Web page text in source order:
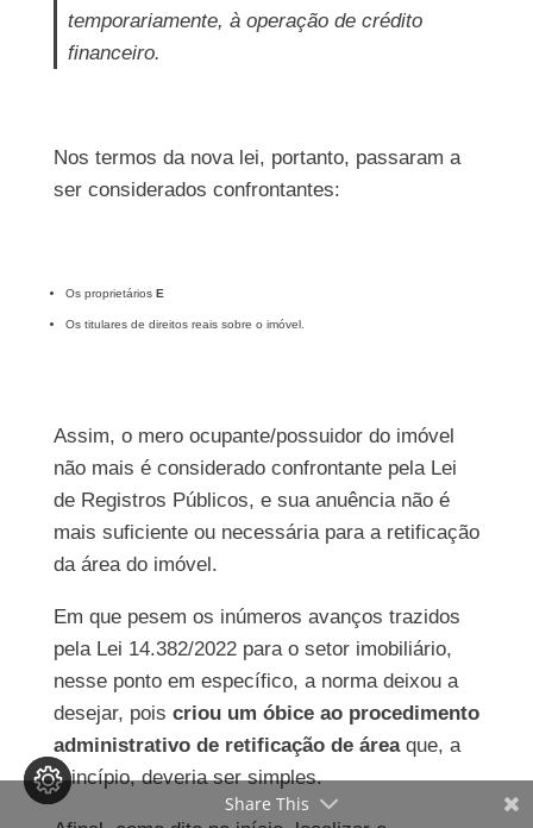
temporariamente, à operação de crédito
financeiro.
Nos termos da nova lei, portanto, passaram a
ser considerados confrontantes:
Os proprietários E
Os titulares de direitos reais sobre o imóvel.
Assim, o mero ocupante/possuidor do imóvel
não mais é considerado confrontante pela Lei
de Registros Públicos, e sua anuência não é
mais suficiente ou necessária para a retificação
da área do imóvel.
Em que pesem os inúmeros avanços trazidos
pela Lei 14.382/2022 para o setor imobiliário,
nesse ponto em específico, a norma deixou a
desejar, pois criou um óbice ao procedimento
administrativo de retificação de áreaque, a
princípio, deveria ser simples.
Share This